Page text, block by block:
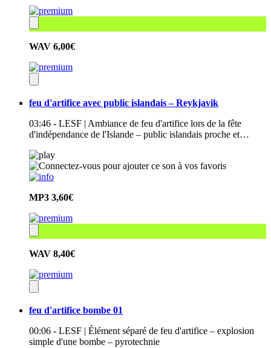
WAV 6,00€
feu d'artifice avec public islandais – Reykjavik
03:46 - LESF | Ambiance de feu d'artifice lors de la fête
d'indépendance de l'Islande – public islandais proche et…
MP3 3,60€
WAV 8,40€
feu d'artifice bombe 01
00:06 - LESF | Élément séparé de feu d'artifice – explosion
simple d'une bombe – pyrotechnie